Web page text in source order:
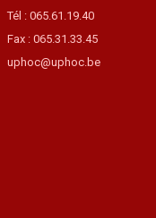
Tél : 065.61.19.40
Fax : 065.31.33.45
uphoc@uphoc.be